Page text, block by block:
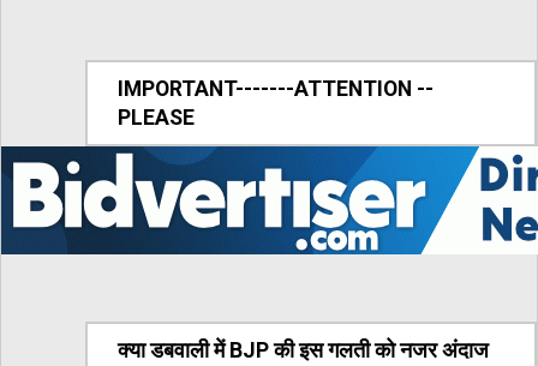
IMPORTANT-------ATTENTION --
PLEASE
क्या डबवाली में BJP की इस गलती को नजर अंदाज